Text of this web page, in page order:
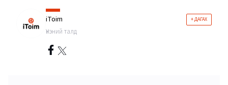
iToim + ДАГАХ
Үнэний талд